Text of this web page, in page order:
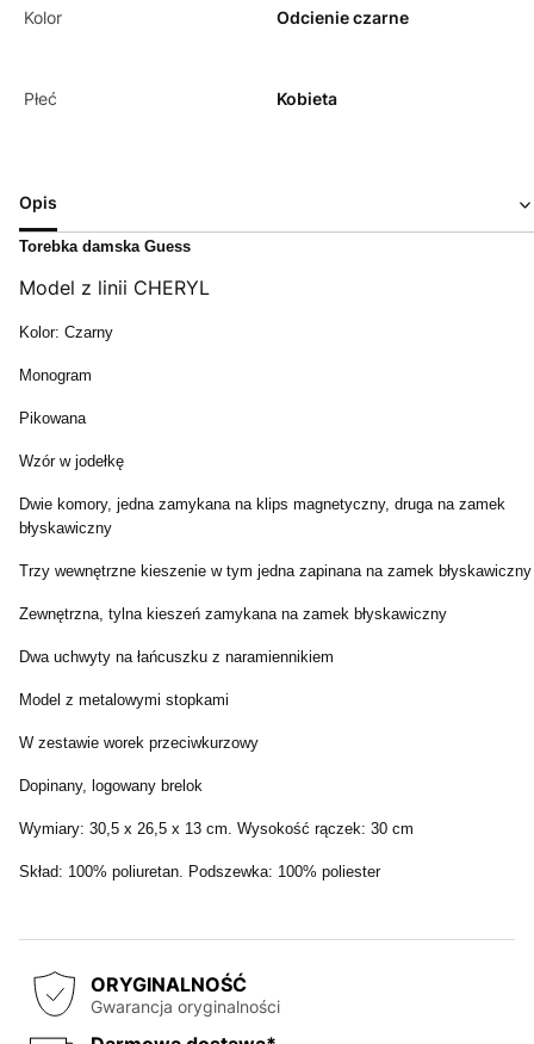
Kolor Odcienie czarne
Płeć Kobieta
Opis
Torebka damska Guess
Model z linii CHERYL
Kolor: Czarny
Monogram
Pikowana
Wzór w jodełkę
Dwie komory, jedna zamykana na klips magnetyczny, druga na zamek
błyskawiczny
Trzy wewnętrzne kieszenie w tym jedna zapinana na zamek błyskawiczny
Zewnętrzna, tylna kieszeń zamykana na zamek błyskawiczny
Dwa uchwyty na łańcuszku z naramiennikiem
Model z metalowymi stopkami
W zestawie worek przeciwkurzowy
Dopinany, logowany brelok
Wymiary: 30,5 x 26,5 x 13 cm. Wysokość rączek: 30 cm
Skład: 100% poliuretan. Podszewka: 100% poliester
ORYGINALNOŚĆ
Gwarancja oryginalności